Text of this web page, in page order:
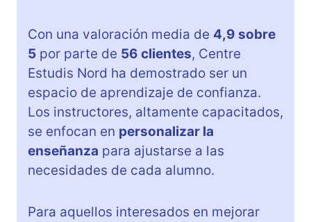
Con una valoración media de 4,9 sobre
5 por parte de 56 clientes, Centre
Estudis Nord ha demostrado ser un
espacio de aprendizaje de confianza.
Los instructores, altamente capacitados,
se enfocan en personalizar la
enseñanza para ajustarse a las
necesidades de cada alumno.
Para aquellos interesados en mejorar